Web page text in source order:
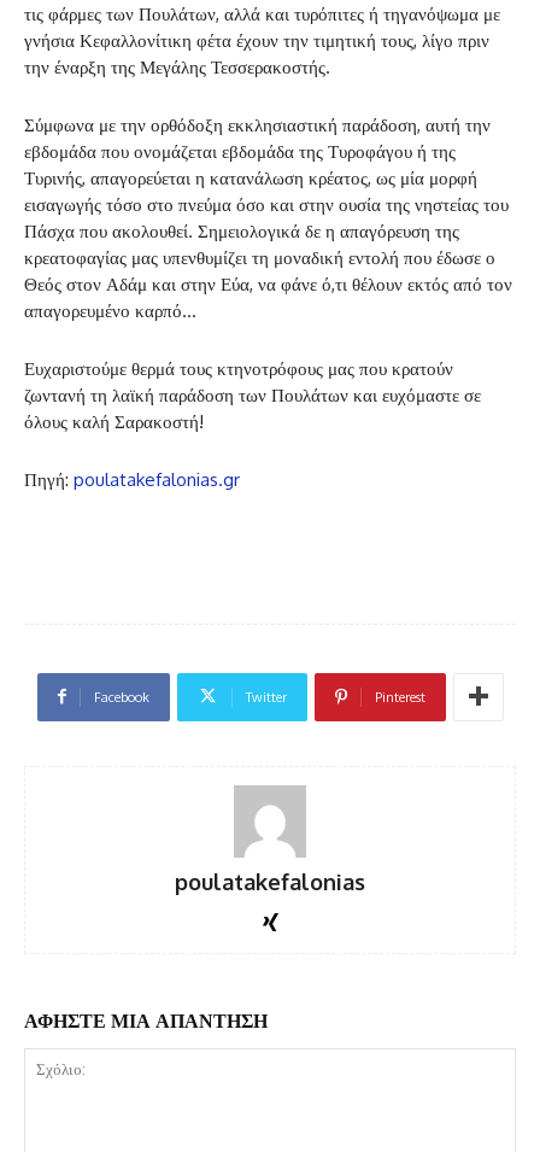
τις φάρμες των Πουλάτων, αλλά και τυρόπιτες ή τηγανόψωμα με
γνήσια Κεφαλλονίτικη φέτα έχουν την τιμητική τους, λίγο πριν
την έναρξη της Μεγάλης Τεσσερακοστής.
Σύμφωνα με την ορθόδοξη εκκλησιαστική παράδοση, αυτή την
εβδομάδα που ονομάζεται εβδομάδα της Τυροφάγου ή της
Τυρινής, απαγορεύεται η κατανάλωση κρέατος, ως μία μορφή
εισαγωγής τόσο στο πνεύμα όσο και στην ουσία της νηστείας του
Πάσχα που ακολουθεί. Σημειολογικά δε η απαγόρευση της
κρεατοφαγίας μας υπενθυμίζει τη μοναδική εντολή που έδωσε ο
Θεός στον Αδάμ και στην Εύα, να φάνε ό,τι θέλουν εκτός από τον
απαγορευμένο καρπό…
Ευχαριστούμε θερμά τους κτηνοτρόφους μας που κρατούν
ζωντανή τη λαϊκή παράδοση των Πουλάτων και ευχόμαστε σε
όλους καλή Σαρακοστή!
Πηγή: poulatakefalonias.gr
Facebook Twitter Pinterest
poulatakefalonias
ΑΦΗΣΤΕ ΜΙΑ ΑΠΑΝΤΗΣΗ